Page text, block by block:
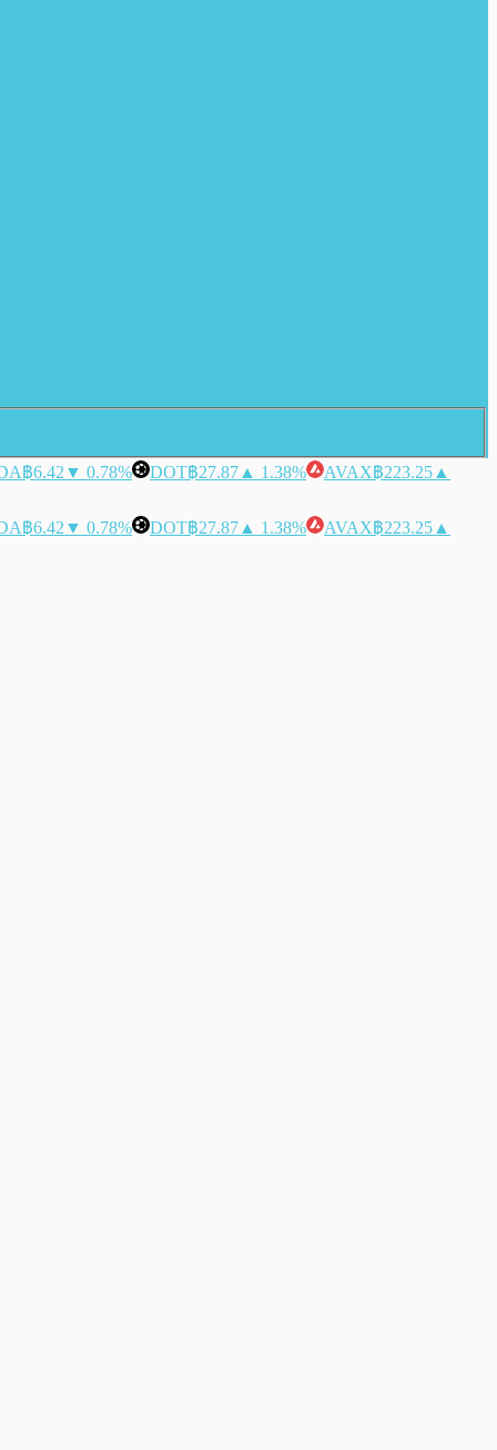
฿6.42 ▼ 0.78% DOT฿27.87 ▲ 1.38% AVAX฿223.25 ▲
฿6.42 ▼ 0.78% DOT฿27.87 ▲ 1.38% AVAX฿223.25 ▲